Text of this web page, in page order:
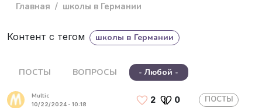
Главная школы в Германии
Контент с тегом школы в Германии
ПОСТЫ ВОПРОСЫ - Любой -
Multic
10/22/2024 - 10:18 2 0 ПОСТЫ